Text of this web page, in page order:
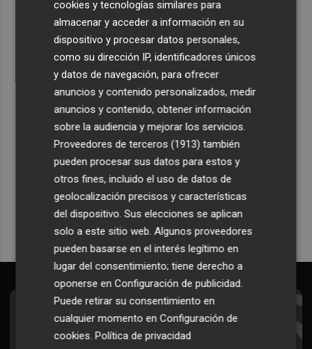
Castelló acogerá la obra "Helios y Selene" de la
compañía Te Falta Calle: será creada para el eclipse
Recibe toda la actualidad de
Plaza Podcast en tu correo
Quiero suscribirme
Suscríbete al Boletín
Todos los días a primera hora en tu email
cookies y tecnologías similares para
almacenar y acceder a información en su
dispositivo y procesar datos personales,
como su dirección IP, identificadores únicos
y datos de navegación, para ofrecer
anuncios y contenido personalizados, medir
anuncios y contenido, obtener información
sobre la audiencia y mejorar los servicios.
Proveedores de terceros (1913) también
pueden procesar sus datos para estos y
otros fines, incluido el uso de datos de
geolocalización precisos y características
del dispositivo. Sus elecciones se aplican
solo a este sitio web. Algunos proveedores
pueden basarse en el interés legítimo en
lugar del consentimiento; tiene derecho a
oponerse enConfiguración de publicidad.
Puede retirar su consentimiento en
cualquier momento enConfiguración de
cookies.Política de privacidad